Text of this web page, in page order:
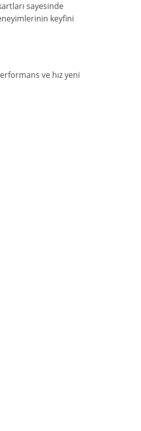
sayesinde
keyfini
ve hız yeni